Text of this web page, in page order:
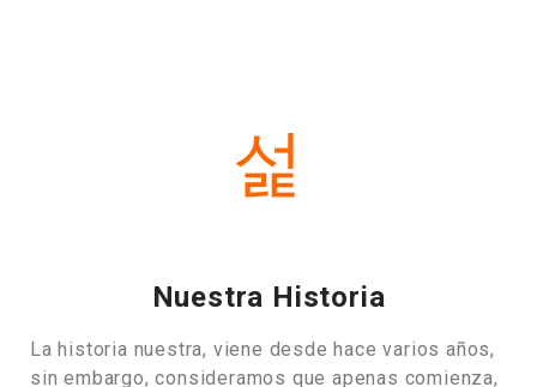
Nuestra Historia
La historia nuestra, viene desde hace varios años,
sin embargo, consideramos que apenas comienza,